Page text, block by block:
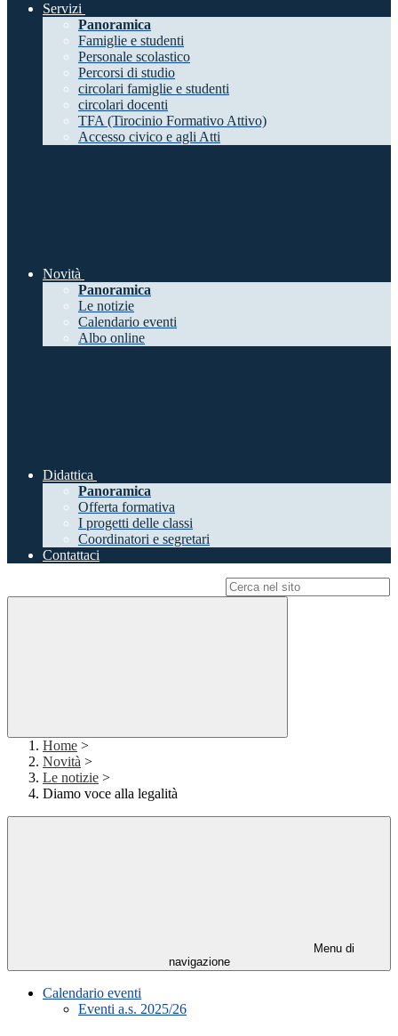
Servizi
Panoramica
Famiglie e studenti
Personale scolastico
Percorsi di studio
circolari famiglie e studenti
circolari docenti
TFA (Tirocinio Formativo Attivo)
Accesso civico e agli Atti
Novità
Panoramica
Le notizie
Calendario eventi
Albo online
Didattica
Panoramica
Offerta formativa
I progetti delle classi
Coordinatori e segretari
Contattaci
Home >
Novità >
Le notizie >
Diamo voce alla legalità
Menu di
navigazione
Calendario eventi
Eventi a.s. 2025/26